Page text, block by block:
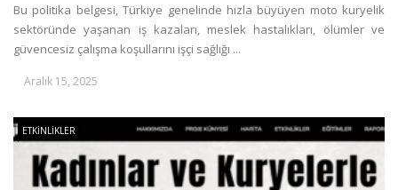
Bu politika belgesi, Türkiye genelinde hızla büyüyen moto kuryelik
sektöründe yaşanan iş kazaları, meslek hastalıkları, ölümler ve
güvencesiz çalışma koşullarını işçi sağlığı ...
Aralık 15, 2025
ETKINLIKLER